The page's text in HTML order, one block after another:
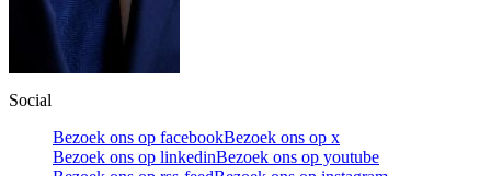
Social
Bezoek ons op facebookBezoek ons op x
Bezoek ons op linkedinBezoek ons op youtube